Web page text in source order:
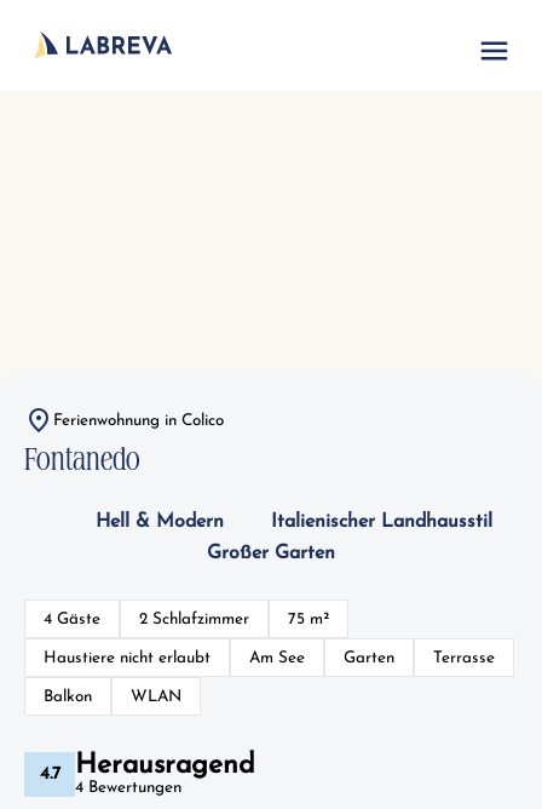
Ferienwohnung in Colico
Fontanedo
Hell & Modern
Italienischer Landhausstil
Großer Garten
4 Gäste 2 Schlafzimmer 75 m²
Haustiere nicht erlaubt Am See Garten Terrasse
Balkon WLAN
4.7 Herausragend
4 Bewertungen